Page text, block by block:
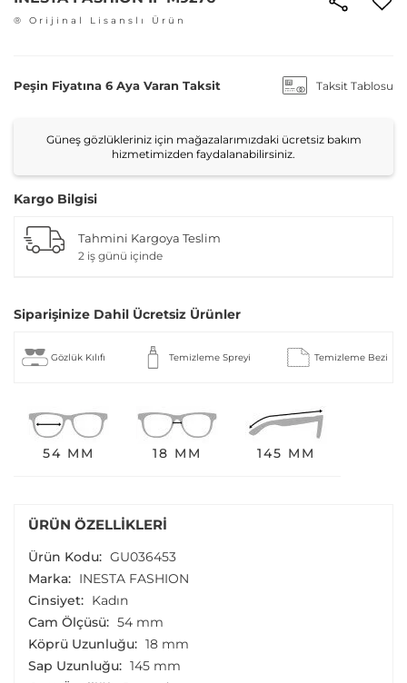
® Orijinal Lisanslı Ürün
Peşin Fiyatına 6 Aya Varan Taksit Taksit Tablosu
Güneş gözlükleriniz için mağazalarımızdaki ücretsiz bakım
hizmetimizden faydalanabilirsiniz.
Kargo Bilgisi
Tahmini Kargoya Teslim
2 iş günü içinde
Siparişinize Dahil Ücretsiz Ürünler
Gözlük Kılıfı Temizleme Spreyi Temizleme Bezi
54 MM 18 MM 145 MM
ÜRÜN ÖZELLIKLERI
Ürün Kodu: GU036453
Marka: INESTA FASHION
Cinsiyet: Kadın
Cam Ölçüsü: 54 mm
Köprü Uzunluğu: 18 mm
Sap Uzunluğu: 145 mm